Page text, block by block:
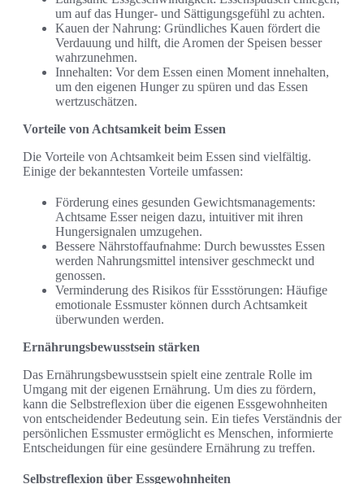
um auf das Hunger- und Sättigungsgefühl zu achten.
Kauen der Nahrung: Gründliches Kauen fördert die
Verdauung und hilft, die Aromen der Speisen besser
wahrzunehmen.
Innehalten: Vor dem Essen einen Moment innehalten,
um den eigenen Hunger zu spüren und das Essen
wertzuschätzen.
Vorteile von Achtsamkeit beim Essen
Die Vorteile von Achtsamkeit beim Essen sind vielfältig.
Einige der bekanntesten Vorteile umfassen:
Förderung eines gesunden Gewichtsmanagements:
Achtsame Esser neigen dazu, intuitiver mit ihren
Hungersignalen umzugehen.
Bessere Nährstoffaufnahme: Durch bewusstes Essen
werden Nahrungsmittel intensiver geschmeckt und
genossen.
Verminderung des Risikos für Essstörungen: Häufige
emotionale Essmuster können durch Achtsamkeit
überwunden werden.
Ernährungsbewusstsein stärken
Das Ernährungsbewusstsein spielt eine zentrale Rolle im
Umgang mit der eigenen Ernährung. Um dies zu fördern,
kann die Selbstreflexion über die eigenen Essgewohnheiten
von entscheidender Bedeutung sein. Ein tiefes Verständnis der
persönlichen Essmuster ermöglicht es Menschen, informierte
Entscheidungen für eine gesündere Ernährung zu treffen.
Selbstreflexion über Essgewohnheiten